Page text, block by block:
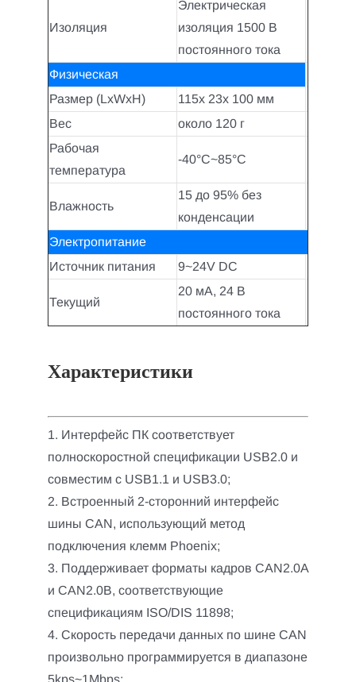
Изоляция
Электрическая
изоляция 1500 В
постоянного тока
Физическая
Размер (LxWxH)
115x 23x 100 мм
Вес
около 120 г
Рабочая
температура
-40°C~85°C
Влажность
15 до 95% без
конденсации
Электропитание
Источник питания
9~24V DC
Текущий
20 мА, 24 В
постоянного тока
Характеристики
1. Интерфейс ПК соответствует
полноскоростной спецификации USB2.0 и
совместим с USB1.1 и USB3.0;
2. Встроенный 2-сторонний интерфейс
шины CAN, использующий метод
подключения клемм Phoenix;
3. Поддерживает форматы кадров CAN2.0A
и CAN2.0B, соответствующие
спецификациям ISO/DIS 11898;
4. Скорость передачи данных по шине CAN
произвольно программируется в диапазоне